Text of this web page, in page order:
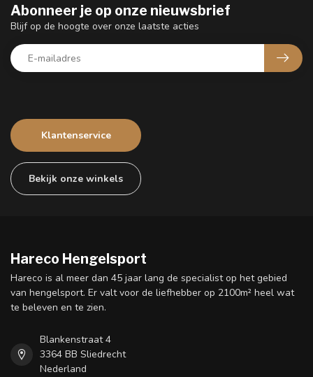
Klantenservice
Bekijk onze winkels
Abonneer je op onze nieuwsbrief
Blijf op de hoogte over onze laatste acties
Hareco Hengelsport
Hareco is al meer dan 45 jaar lang de specialist op het gebied
van hengelsport. Er valt voor de liefhebber op 2100m² heel wat
te beleven en te zien.
Blankenstraat 4
3364 BB Sliedrecht
Nederland